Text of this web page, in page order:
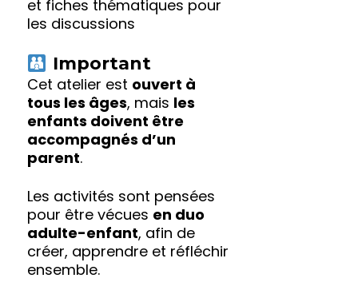
et fiches thématiques pour
les discussions
Important
Cet atelier est ouvert à
tous les âges, mais les
enfants doivent être
accompagnés d’un
parent.
Les activités sont pensées
pour être vécues en duo
adulte-enfant, afin de
créer, apprendre et réfléchir
ensemble.